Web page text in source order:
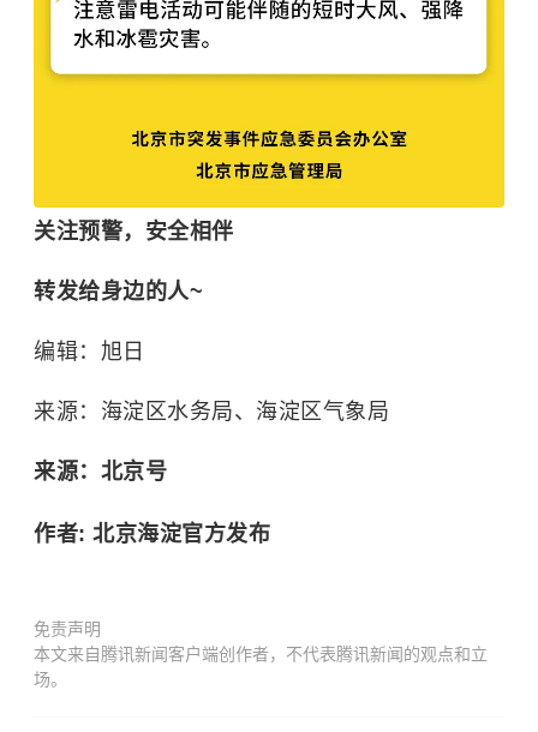
关注预警，安全相伴
转发给身边的人~
编辑：旭日
来源：海淀区水务局、海淀区气象局
来源：北京号
作者: 北京海淀官方发布
免责声明
本文来自腾讯新闻客户端创作者，不代表腾讯新闻的观点和立
场。